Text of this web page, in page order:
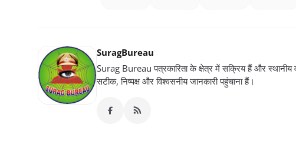
SuragBureau
Surag Bureau पत्रकारिता के क्षेत्र में सक्रिय हैं और स्थानीय व
सटीक, निष्पक्ष और विश्वसनीय जानकारी पहुंचाना हैं।